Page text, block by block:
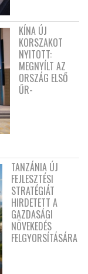
KÍNA ÚJ
KORSZAKOT
NYITOTT:
MEGNYÍLT AZ
ORSZÁG ELSŐ
ŰR-
TANZÁNIA ÚJ
FEJLESZTÉSI
STRATÉGIÁT
HIRDETETT A
GAZDASÁGI
NÖVEKEDÉS
FELGYORSÍTÁSÁRA